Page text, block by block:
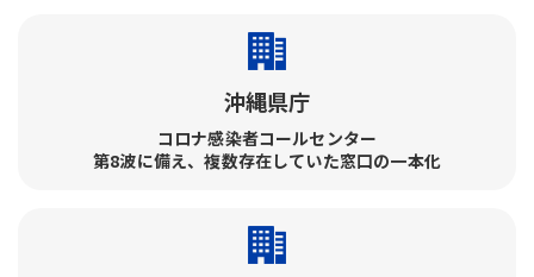
沖縄県庁
コロナ感染者コールセンター​
第8波に備え、複数存在していた窓口の一本化